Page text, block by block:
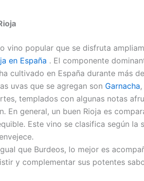
vino popular que se disfruta
en España . El componente
cultivado en España durante más
uvas que se agregan son Garnacha,
templados con algunas notas
En general, un buen Rioja es
Este vino se clasifica según
que Burdeos, lo mejor es
y complementar sus potentes